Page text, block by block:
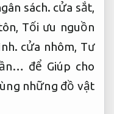
sách. cửa sắt,
Tối ưu nguồn
cửa nhôm, Tư
để Giúp cho
những đồ vật